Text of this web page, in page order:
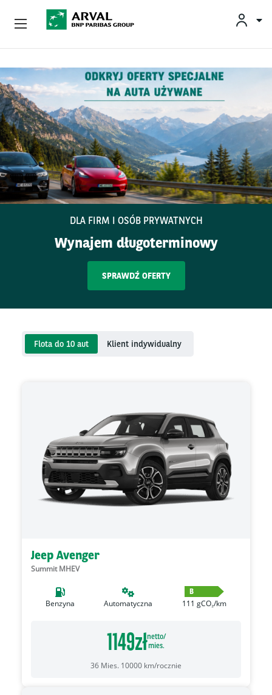
Przejdź do treści
no
DLA FIRM I OSÓB PRYWATNYCH
Wynajem długoterminowy
SPRAWDŹ OFERTY
Flota do 10 aut Klient indywidualny
Jeep Avenger
Summit MHEV
Benzyna Automatyczna
B
111 gCO₂/km
1149złnetto/
mies.
36 Mies. 10000 km/rocznie
Wyzwania Biznesowe
Zrównoważona Mobilność
Doradztwo I Ekspertyza
O Arval